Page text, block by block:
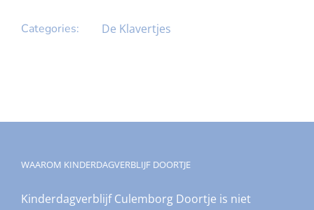
Categories: De Klavertjes
WAAROM KINDERDAGVERBLIJF DOORTJE
Kinderdagverblijf Culemborg Doortje is niet